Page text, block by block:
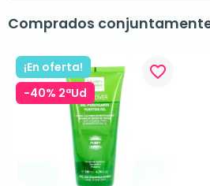
Comprados
¡En oferta!
-40% 2ªUd
favorite_border